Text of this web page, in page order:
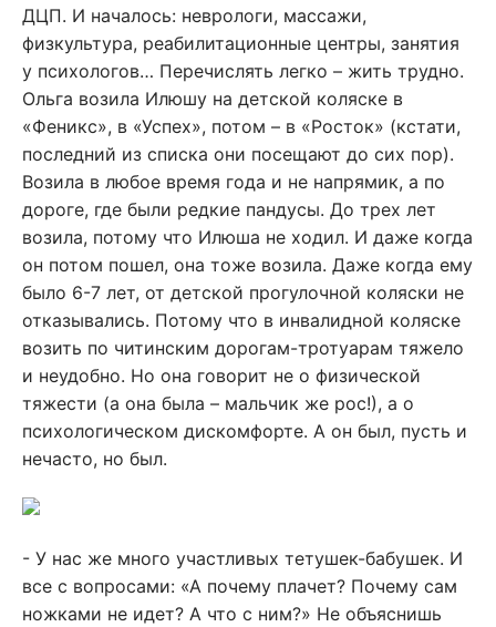
ДЦП. И началось: неврологи, массажи,
физкультура, реабилитационные центры, занятия
у психологов… Перечислять легко – жить трудно.
Ольга возила Илюшу на детской коляске в
«Феникс», в «Успех», потом – в «Росток» (кстати,
последний из списка они посещают до сих пор).
Возила в любое время года и не напрямик, а по
дороге, где были редкие пандусы. До трех лет
возила, потому что Илюша не ходил. И даже когда
он потом пошел, она тоже возила. Даже когда ему
было 6-7 лет, от детской прогулочной коляски не
отказывались. Потому что в инвалидной коляске
возить по читинским дорогам-тротуарам тяжело
и неудобно. Но она говорит не о физической
тяжести (а она была – мальчик же рос!), а о
психологическом дискомфорте. А он был, пусть и
нечасто, но был.
- У нас же много участливых тетушек-бабушек. И
все с вопросами: «А почему плачет? Почему сам
ножками не идет? А что с ним?» Не объяснишь